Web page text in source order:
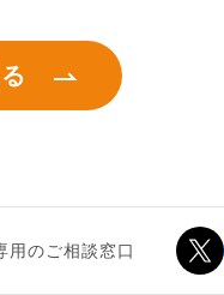
用のご相談窓口